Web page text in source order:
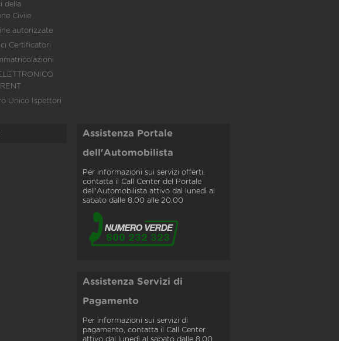
della
Civile
autorizzate
Certificatori
Unico Ispettori
Assistenza Portale
dell'Automobilista
Per informazioni sui servizi offerti,
contatta il Call Center del Portale
dell'Automobilista attivo dal lunedì al
sabato dalle 8.00 alle 20.00
Assistenza Servizi di
Pagamento
Per informazioni sui servizi di
pagamento, contatta il Call Center